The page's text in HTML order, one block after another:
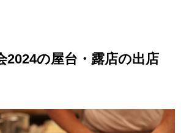
2024の屋台・露店の出店